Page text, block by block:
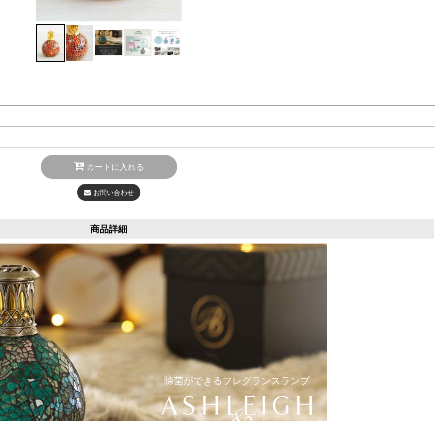
カートに入れる
お問い合わせ
商品詳細
除菌ができるフレグランスランプ